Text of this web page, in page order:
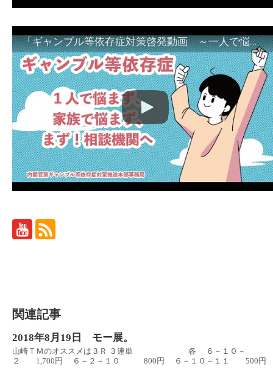
「ギャンブル等依存症対策啓発動画 ～一人で悩まず、家族で悩まず、まず！相談機関へ～」
関連記事
2018年8月19日 モー展。
山崎ＴＭのオススメは３Ｒ ３連単 各 ６－１０－
２ 1,700円 ６－２－１０ 800円 ６－１０－１１ 500円